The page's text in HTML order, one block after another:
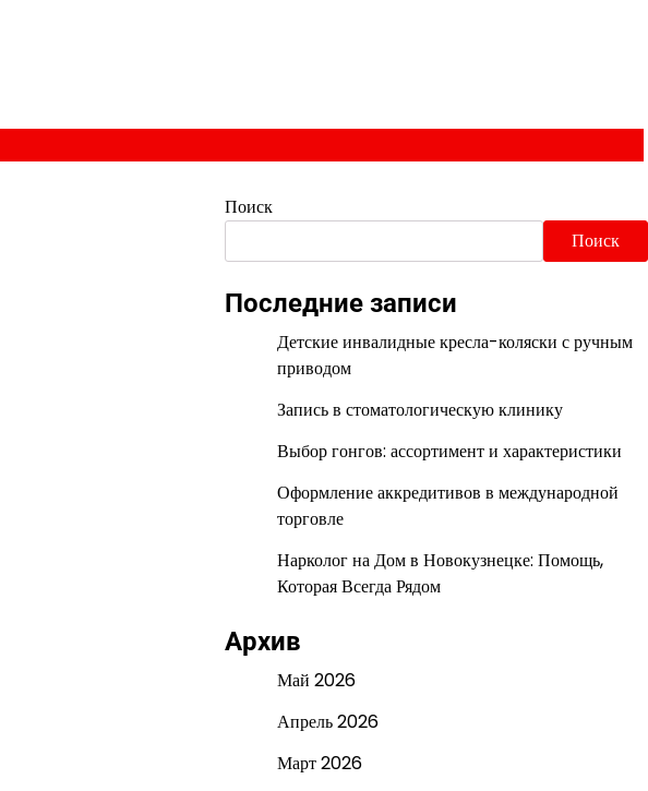
Поиск
Поиск
Последние записи
Детские инвалидные кресла-коляски с ручным
приводом
Запись в стоматологическую клинику
Выбор гонгов: ассортимент и характеристики
Оформление аккредитивов в международной
торговле
Нарколог на Дом в Новокузнецке: Помощь,
Которая Всегда Рядом
Архив
Май 2026
Апрель 2026
Март 2026